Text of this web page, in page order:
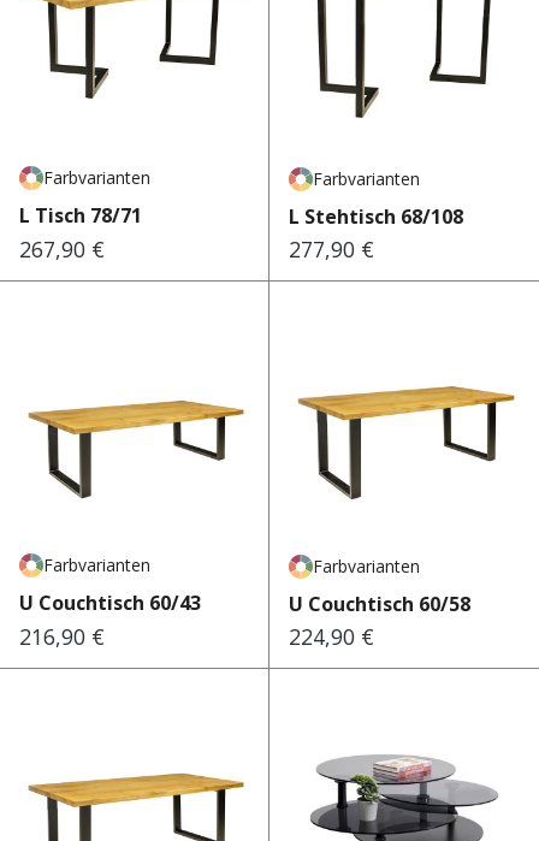
Farbvarianten
L Tisch 78/71
Regulärer Preis:
267,90 €
Farbvarianten
L Stehtisch 68/108
Regulärer Preis:
277,90 €
Farbvarianten
U Couchtisch 60/43
Regulärer Preis:
216,90 €
Farbvarianten
U Couchtisch 60/58
Regulärer Preis:
224,90 €